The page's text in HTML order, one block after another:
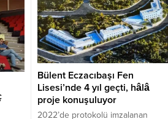
Bakanlığa bağlı kuruluşlara ve
iştiraklerine kiralanmasının önü
açıldı. Alanların daha sonra
üçüncü kişilere kullandırılmasını
engelleyen açık bir hüküm
bulunmaması yeni kıyı işgalleri
endişesi yarattı.
Bülent Eczacıbaşı Fen
Lisesi’nde 4 yıl geçti, hâlâ
proje konuşuluyor
2022’de protokolü imzalanan